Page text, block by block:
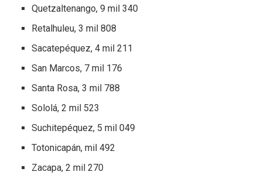
Quetzaltenango, 9 mil 340
Retalhuleu, 3 mil 808
Sacatepéquez, 4 mil 211
San Marcos, 7 mil 176
Santa Rosa, 3 mil 788
Sololá, 2 mil 523
Suchitepéquez, 5 mil 049
Totonicapán, mil 492
Zacapa, 2 mil 270